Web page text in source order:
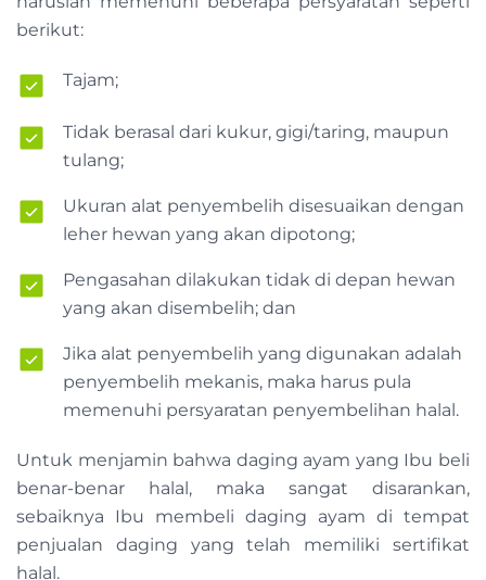
berikut:
Tajam;
Tidak berasal dari kukur, gigi/taring, maupun
tulang;
Ukuran alat penyembelih disesuaikan dengan
leher hewan yang akan dipotong;
Pengasahan dilakukan tidak di depan hewan
yang akan disembelih; dan
Jika alat penyembelih yang digunakan adalah
penyembelih mekanis, maka harus pula
memenuhi persyaratan penyembelihan halal.
Untuk menjamin bahwa daging ayam yang Ibu beli
benar-benar halal, maka sangat disarankan,
sebaiknya Ibu membeli daging ayam di tempat
penjualan daging yang telah memiliki sertifikat
halal.